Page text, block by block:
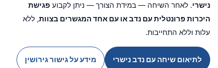
נישרי. לאחר השיחה — במידת הצורך — ניתן לקבוע פגישת
היכרות פרונטלית עם נדב או עם אחד המגשרים בצוות, ללא
עלות וללא התחייבות.
לתיאום שיחה עם נדב נישרי מידע על גישור גירושין